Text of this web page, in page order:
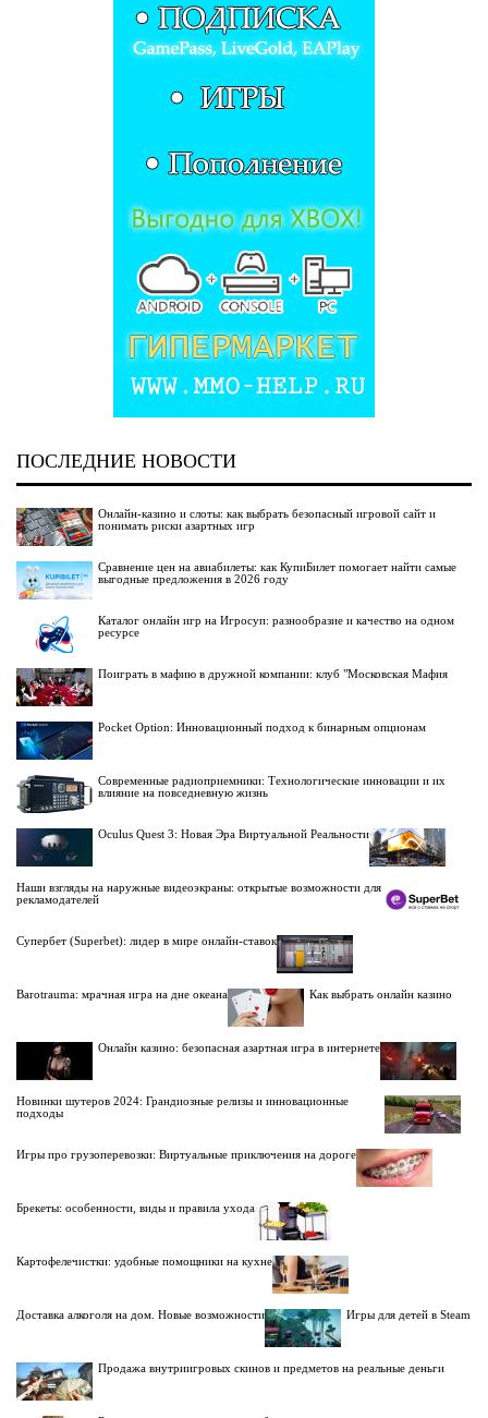
ПОСЛЕДНИЕ НОВОСТИ
Онлайн-казино и слоты: как выбрать безопасный игровой сайт и
понимать риски азартных игр
Сравнение цен на авиабилеты: как КупиБилет помогает найти самые
выгодные предложения в 2026 году
Каталог онлайн игр на Игросуп: разнообразие и качество на одном
ресурсе
Поиграть в мафию в дружной компании: клуб "Московская Мафия
Pocket Option: Инновационный подход к бинарным опционам
Современные радиоприемники: Технологические инновации и их
влияние на повседневную жизнь
Oculus Quest 3: Новая Эра Виртуальной Реальности
Наши взгляды на наружные видеоэкраны: открытые возможности для
рекламодателей
Супербет (Superbet): лидер в мире онлайн-ставок
Barotrauma: мрачная игра на дне океана Как выбрать онлайн казино
Онлайн казино: безопасная азартная игра в интернете
Новинки шутеров 2024: Грандиозные релизы и инновационные
подходы
Игры про грузоперевозки: Виртуальные приключения на дороге
Брекеты: особенности, виды и правила ухода
Картофелечистки: удобные помощники на кухне
Доставка алкоголя на дом. Новые возможности Игры для детей в Steam
Продажа внутриигровых скинов и предметов на реальные деньги